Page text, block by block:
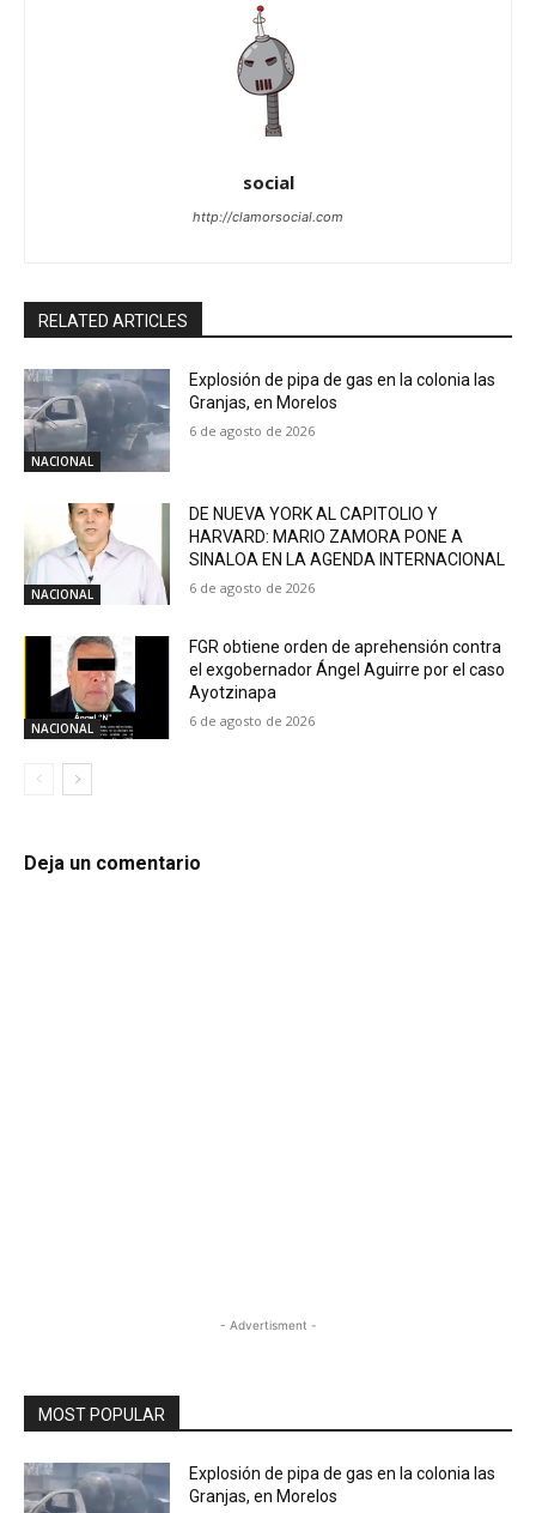
social
http://clamorsocial.com
RELATED ARTICLES
NACIONAL
Explosión de pipa de gas en la colonia las
Granjas, en Morelos
6 de agosto de 2026
NACIONAL
DE NUEVA YORK AL CAPITOLIO Y
HARVARD: MARIO ZAMORA PONE A
SINALOA EN LA AGENDA INTERNACIONAL
6 de agosto de 2026
NACIONAL
FGR obtiene orden de aprehensión contra
el exgobernador Ángel Aguirre por el caso
Ayotzinapa
6 de agosto de 2026
Deja un comentario
- Advertisment -
MOST POPULAR
Explosión de pipa de gas en la colonia las
Granjas, en Morelos